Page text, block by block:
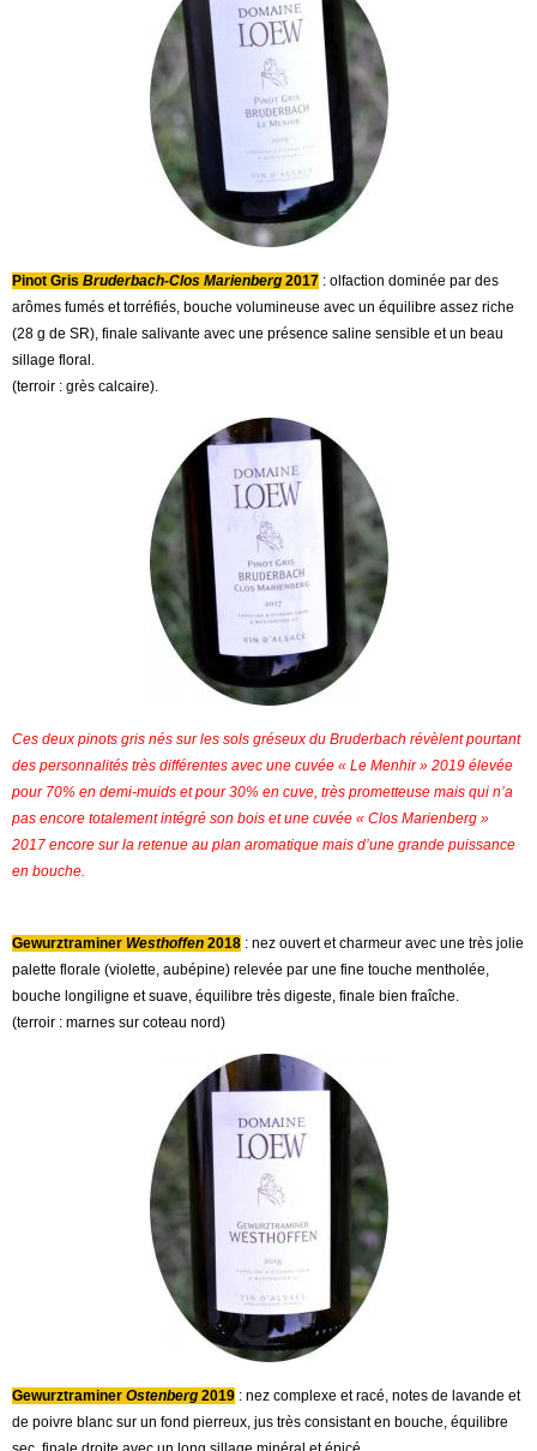
Pinot Gris Bruderbach-Clos Marienberg 2017 : olfaction dominée par des
arômes fumés et torréfiés, bouche volumineuse avec un équilibre assez riche
(28 g de SR), finale salivante avec une présence saline sensible et un beau
sillage floral.
(terroir : grès calcaire).
Ces deux pinots gris nés sur les sols gréseux du Bruderbach révèlent pourtant
des personnalités très différentes avec une cuvée « Le Menhir » 2019 élevée
pour 70% en demi-muids et pour 30% en cuve, très prometteuse mais qui n’a
pas encore totalement intégré son bois et une cuvée « Clos Marienberg »
2017 encore sur la retenue au plan aromatique mais d’une grande puissance
en bouche.
Gewurztraminer Westhoffen 2018 : nez ouvert et charmeur avec une très jolie
palette florale (violette, aubépine) relevée par une fine touche mentholée,
bouche longiligne et suave, équilibre très digeste, finale bien fraîche.
(terroir : marnes sur coteau nord)
Gewurztraminer Ostenberg 2019 : nez complexe et racé, notes de lavande et
de poivre blanc sur un fond pierreux, jus très consistant en bouche, équilibre